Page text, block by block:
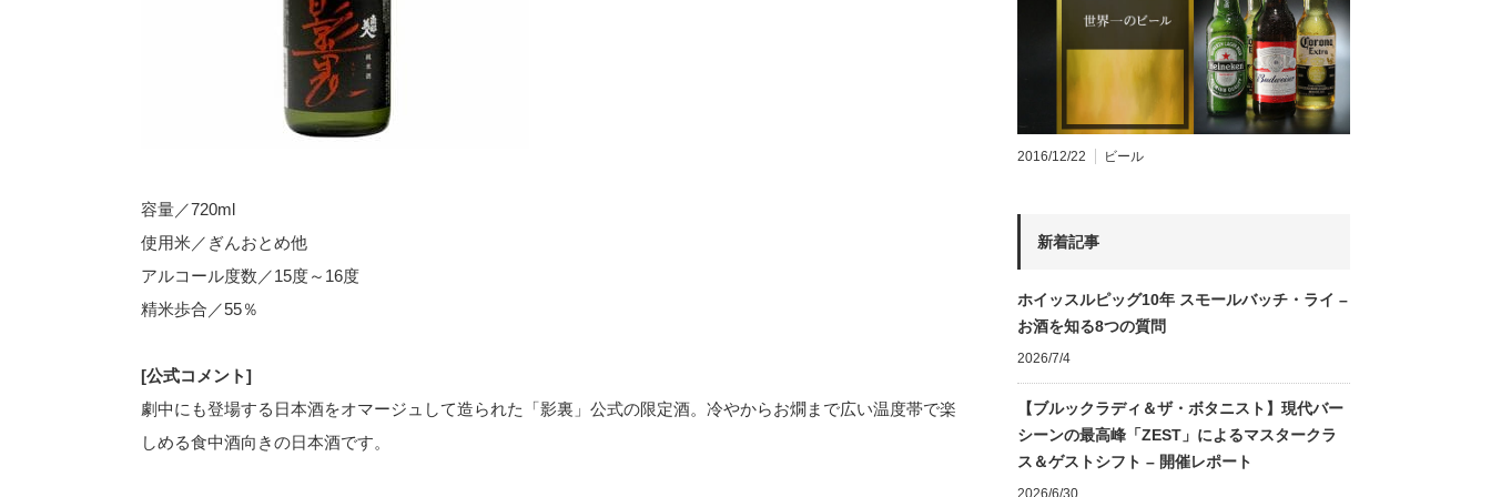
容量／720ml
使用米／ぎんおとめ他
アルコール度数／15度～16度
精米歩合／55％
[公式コメント]
劇中にも登場する日本酒をオマージュして造られた「影裏」公式の限定酒。冷やからお燗まで広い温度帯で楽
しめる食中酒向きの日本酒です。
2016/12/22 ビール
新着記事
ホイッスルピッグ10年 スモールバッチ・ライ –
お酒を知る8つの質問
2026/7/4
【ブルックラディ＆ザ・ボタニスト】現代バー
シーンの最高峰「ZEST」によるマスタークラ
ス＆ゲストシフト – 開催レポート
2026/6/30